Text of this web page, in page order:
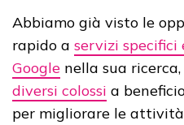
Abbiamo già visto le
rapido a servizi specifici
Google nella sua
diversi colossi a
per migliorare le